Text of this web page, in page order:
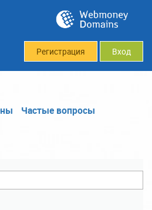
Регистрация Вход
Частые вопросы